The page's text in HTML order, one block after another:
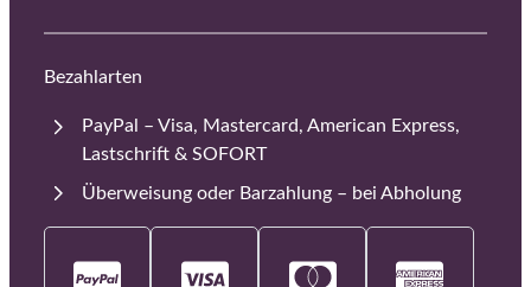
Bezahlarten
PayPal – Visa, Mastercard, American Express,
Lastschrift & SOFORT
Überweisung oder Barzahlung – bei Abholung